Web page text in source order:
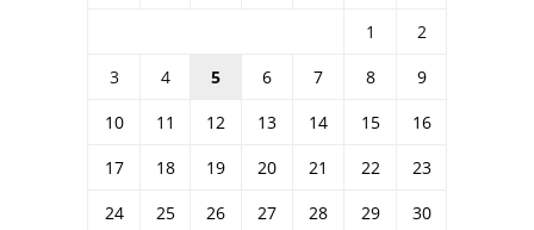
1
2
3
4 5 6 7 8
9
10
11 12 13 14 15
16
17
18 19 20 21 22
23
24
25 26 27 28 29
30